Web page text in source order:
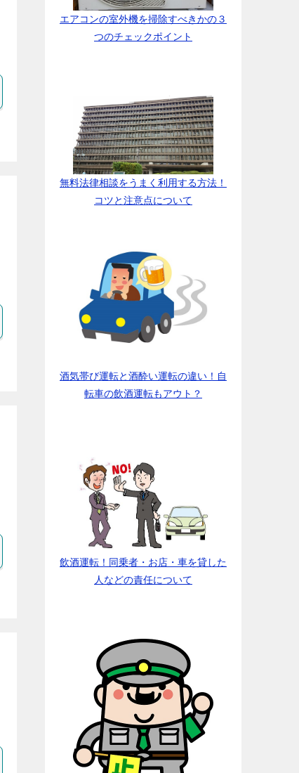
エアコンの室外機を掃除すべきかの３
つのチェックポイント
無料法律相談をうまく利用する方法！
コツと注意点について
酒気帯び運転と酒酔い運転の違い！自
転車の飲酒運転もアウト？
飲酒運転！同乗者・お店・車を貸した
人などの責任について